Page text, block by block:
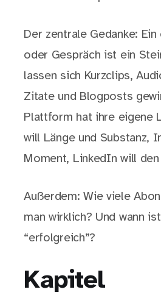
Der zentrale Gedanke:
oder Gespräch ist ein
lassen sich Kurzclips,
Zitate und Blogposts
Plattform hat ihre eigene
will Länge und Substanz,
Moment, LinkedIn will den
Außerdem: Wie viele
man wirklich? Und wann
“erfolgreich”?
Kapitel